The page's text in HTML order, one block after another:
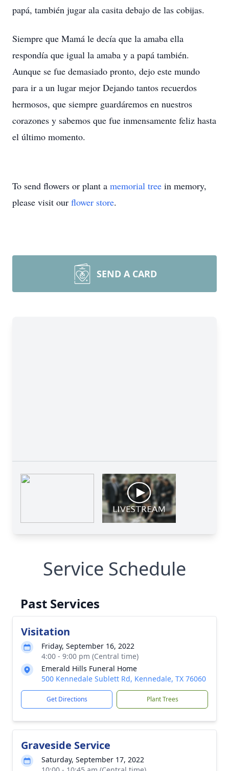
papá, también jugar ala casita debajo de las cobijas.
Siempre que Mamá le decía que la amaba ella
respondía que igual la amaba y a papá también.
Aunque se fue demasiado pronto, dejo este mundo
para ir a un lugar mejor Dejando tantos recuerdos
hermosos, que siempre guardáremos en nuestros
corazones y sabemos que fue inmensamente feliz hasta
el último momento.
To send flowers or plant a memorial tree in memory,
please visit our flower store.
SEND A CARD
Service Schedule
Past Services
Visitation
Friday, September 16, 2022
4:00 - 9:00 pm (Central time)
Emerald Hills Funeral Home
500 Kennedale Sublett Rd, Kennedale, TX 76060
Get Directions Plant Trees
Graveside Service
Saturday, September 17, 2022